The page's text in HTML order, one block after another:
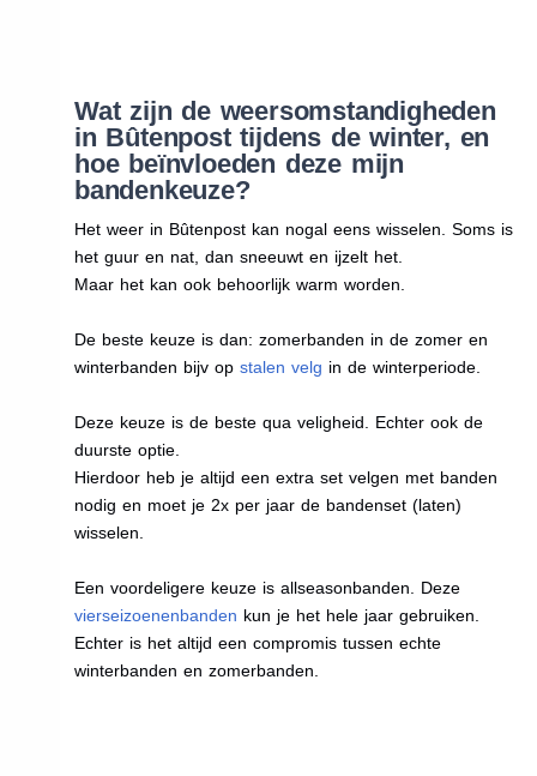
Wat zijn de weersomstandigheden
in Bûtenpost tijdens de winter, en
hoe beïnvloeden deze mijn
bandenkeuze?
Het weer in Bûtenpost kan nogal eens wisselen. Soms is
het guur en nat, dan sneeuwt en ijzelt het.
Maar het kan ook behoorlijk warm worden.
De beste keuze is dan: zomerbanden in de zomer en
winterbanden bijv op stalen velg in de winterperiode.
Deze keuze is de beste qua veligheid. Echter ook de
duurste optie.
Hierdoor heb je altijd een extra set velgen met banden
nodig en moet je 2x per jaar de bandenset (laten)
wisselen.
Een voordeligere keuze is allseasonbanden. Deze
vierseizoenenbanden kun je het hele jaar gebruiken.
Echter is het altijd een compromis tussen echte
winterbanden en zomerbanden.